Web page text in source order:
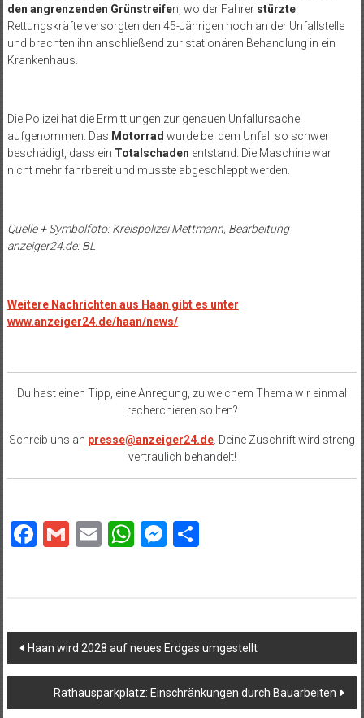
den angrenzenden Grünstreifen, wo der Fahrer stürzte.
Rettungskräfte versorgten den 45-Jährigen noch an der Unfallstelle
und brachten ihn anschließend zur stationären Behandlung in ein
Krankenhaus.
Die Polizei hat die Ermittlungen zur genauen Unfallursache
aufgenommen. Das Motorrad wurde bei dem Unfall so schwer
beschädigt, dass ein Totalschaden entstand. Die Maschine war
nicht mehr fahrbereit und musste abgeschleppt werden.
Quelle + Symbolfoto: Kreispolizei Mettmann, Bearbeitung
anzeiger24.de: BL
Weitere Nachrichten aus Haan gibt es unter
www.anzeiger24.de/haan/news/
Du hast einen Tipp, eine Anregung, zu welchem Thema wir einmal
recherchieren sollten?
Schreib uns an presse@anzeiger24.de. Deine Zuschrift wird streng
vertraulich behandelt!
Facebook
Gmail
EmailWhatsApp
Messenger
Teilen
Beitragsnavigation
Haan wird 2028 auf neues Erdgas umgestellt
Rathausparkplatz: Einschränkungen durch Bauarbeiten